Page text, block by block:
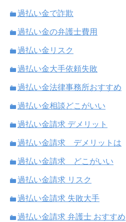
過払い金で詐欺
過払い金の弁護士費用
過払い金リスク
過払い金大手依頼失敗
過払い金法律事務所おすすめ
過払い金相談どこがいい
過払い金請求 デメリット
過払い金請求 デメリットは
過払い金請求 どこがいい
過払い金請求 リスク
過払い金請求 失敗大手
過払い金請求 弁護士 おすすめ